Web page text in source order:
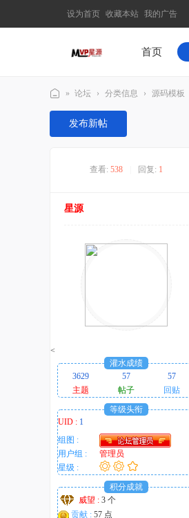
设为首页 收藏本站 我的广告
首页
M
！
» 论坛 › 分类信息 › 源码模板
发布新帖
查看: 538 回复: 1
星源
<
灌水成绩
3629
57
57
主题
帖子
回贴
等级头衔
UID : 1
组图 :
用户组 :
管理员
星级 :
积分成就
威望 : 3 个
贡献 : 57 点